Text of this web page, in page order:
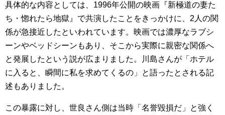
具体的な内容としては、1996年公開の映画『新極道の妻た
ち・惚れたら地獄』で共演したことをきっかけに、2人の関
係が急接近したといわれています。映画では濃厚なラブシ
ーンやベッドシーンもあり、そこから実際に親密な関係へ
と発展したという説が広まりました。川島さんが「ホテル
に入ると、瞬間に私を求めてくるの」と語ったとされる記
述もありました。
この暴露に対し、世良さん側は当時「名誉毀損だ」と強く